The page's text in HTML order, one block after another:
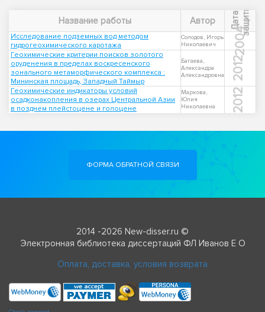
Название работы Автор Д
а
т
а
з
а
щ
и
ты
Исследование подземных вод методом
гидрогеохимического каротажа
Солодов, Игорь
Николаевич
2004
Геохимические критерии поисков золотого
оруденения в пределах воскресенского
зонального метаморфического комплекса :
Мининская площадь, Западный Таймыр
Багаева,
Александра
Александровна
2012
Геохимические индикаторы условий
осадконакопления в озерах Центральной Азии
в позднем плейстоцене и голоцене
Маркова,
Юлия
Николаевна
2012
ФОРМА ОБРАТНОЙ СВЯЗИ
2014 -2026 New-disser.ru ©
Электронная библиотека диссертаций ФЛ Иванов Е О
Оплата, доставка, условия возврата